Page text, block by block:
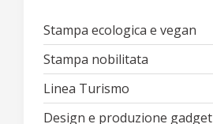
Stampa ecologica e vegan
Stampa nobilitata
Linea Turismo
Design e produzione gadget